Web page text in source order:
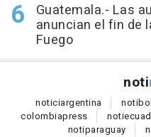
Guatemala.- Las
anuncian el fin de
Fuego
noti
noticiargentina noti
colombiapress noti
notiparaguay